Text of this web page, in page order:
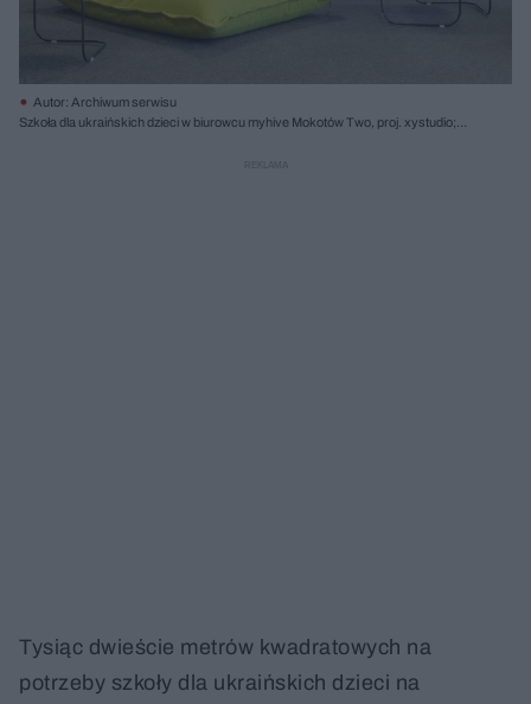
Autor: Archiwum serwisu
Szkoła dla ukraińskich dzieci w biurowcu myhive Mokotów Two, proj. xystudio;
Tysiąc dwieście metrów kwadratowych na
potrzeby szkoły dla ukraińskich dzieci na